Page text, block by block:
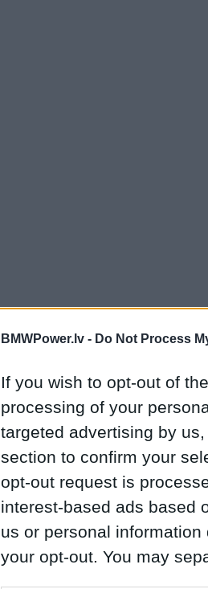
BMWPower.lv - Do Not Process
If you wish to opt-out of
processing of your
targeted advertising by
section to confirm your
opt-out request is
interest-based ads based
us or personal
your opt-out. You may